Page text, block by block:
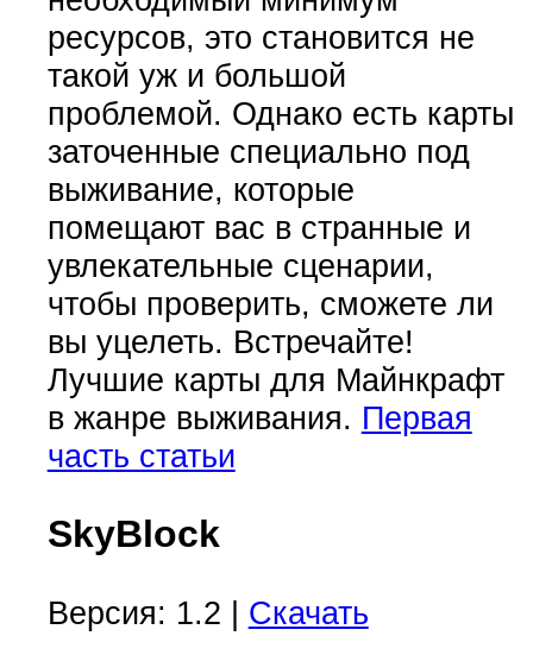
ресурсов, это становится не
такой уж и большой
проблемой. Однако есть карты
заточенные специально под
выживание, которые
помещают вас в странные и
увлекательные сценарии,
чтобы проверить, сможете ли
вы уцелеть. Встречайте!
Лучшие карты для Майнкрафт
в жанре выживания. Первая
часть статьи
SkyBlock
Версия: 1.2 | Скачать